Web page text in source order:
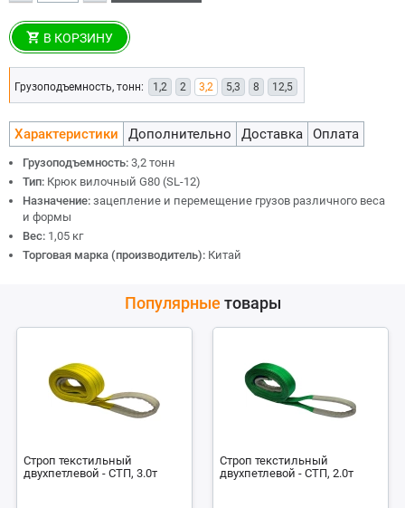
В КОРЗИНУ
Грузоподъемность, тонн: 1,2 2 3,2 5,3 8 12,5
Характеристики Дополнительно Доставка Оплата
Грузоподъемность: 3,2 тонн
Тип: Крюк вилочный G80 (SL-12)
Назначение: зацепление и перемещение грузов различного веса
и формы
Вес: 1,05 кг
Торговая марка (производитель): Китай
Популярные товары
Строп текстильный
двухпетлевой - СТП, 3.0т
Строп текстильный
двухпетлевой - СТП, 2.0т